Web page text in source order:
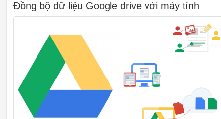
Đồng bộ dữ liệu Google drive với máy tính